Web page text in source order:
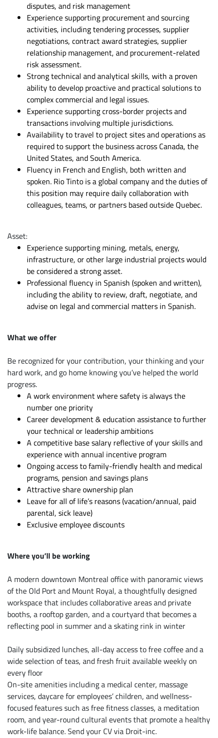
disputes, and risk management
Experience supporting procurement and sourcing
activities, including tendering processes, supplier
negotiations, contract award strategies, supplier
relationship management, and procurement-related
risk assessment.
Strong technical and analytical skills, with a proven
ability to develop proactive and practical solutions to
complex commercial and legal issues.
Experience supporting cross-border projects and
transactions involving multiple jurisdictions.
Availability to travel to project sites and operations as
required to support the business across Canada, the
United States, and South America.
Fluency in French and English, both written and
spoken. Rio Tinto is a global company and the duties of
this position may require daily collaboration with
colleagues, teams, or partners based outside Quebec.
Asset:
Experience supporting mining, metals, energy,
infrastructure, or other large industrial projects would
be considered a strong asset.
Professional fluency in Spanish (spoken and written),
including the ability to review, draft, negotiate, and
advise on legal and commercial matters in Spanish.
What we offer
Be recognized for your contribution, your thinking and your
hard work, and go home knowing you’ve helped the world
progress.
A work environment where safety is always the
number one priority
Career development & education assistance to further
your technical or leadership ambitions
A competitive base salary reflective of your skills and
experience with annual incentive program
Ongoing access to family-friendly health and medical
programs, pension and savings plans
Attractive share ownership plan
Leave for all of life’s reasons (vacation/annual, paid
parental, sick leave)
Exclusive employee discounts
Where you’ll be working
A modern downtown Montreal office with panoramic views
of the Old Port and Mount Royal, a thoughtfully designed
workspace that includes collaborative areas and private
booths, a rooftop garden, and a courtyard that becomes a
reflecting pool in summer and a skating rink in winter
Daily subsidized lunches, all-day access to free coffee and a
wide selection of teas, and fresh fruit available weekly on
every floor
On-site amenities including a medical center, massage
services, daycare for employees’ children, and wellness-
focused features such as free fitness classes, a meditation
room, and year-round cultural events that promote a healthy
work-life balance. Send your CV via Droit-inc.